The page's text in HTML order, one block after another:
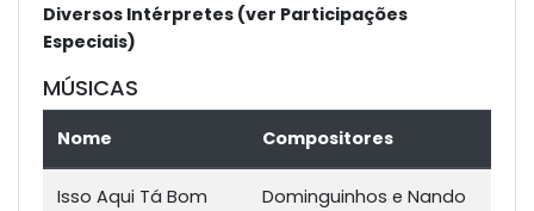
Diversos Intérpretes (ver Participações
Especiais)
MÚSICAS
Nome Compositores
Isso Aqui Tá Bom
Dominguinhos e Nando